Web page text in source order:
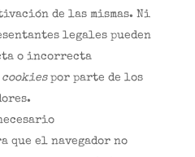
de las mismas. Ni
legales pueden
o incorrecta
cookiespor parte de los
que el navegador no